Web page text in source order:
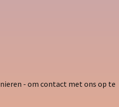
- om contact met ons op te